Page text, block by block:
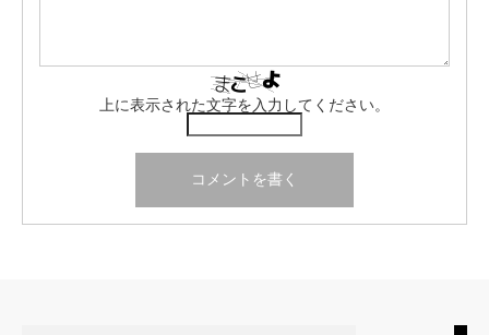
上に表示された文字を入力してください。